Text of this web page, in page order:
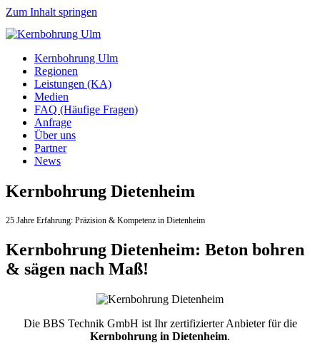
Zum Inhalt springen
Kernbohrung Ulm
Regionen
Leistungen (KA)
Medien
FAQ (Häufige Fragen)
Anfrage
Über uns
Partner
News
Kernbohrung Dietenheim
25 Jahre Erfahrung: Präzision & Kompetenz in Dietenheim
Kernbohrung Dietenheim: Beton bohren
& sägen nach Maß!
Die BBS Technik GmbH ist Ihr zertifizierter Anbieter für die
Kernbohrung in Dietenheim.